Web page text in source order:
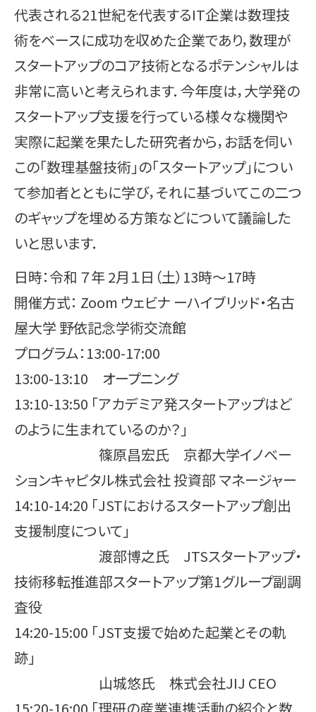
代表される21世紀を代表するIT企業は数理技
術をベースに成功を収めた企業であり，数理が
スタートアップのコア技術となるポテンシャルは
非常に高いと考えられます．今年度は，大学発の
スタートアップ支援を行っている様々な機関や
実際に起業を果たした研究者から，お話を伺い
この「数理基盤技術」の「スタートアップ」につい
て参加者とともに学び，それに基づいてこの二つ
のギャップを埋める方策などについて議論した
いと思います．
日時：令和 ７年 2月１日（土）13時〜17時
開催方式： Zoom ウェビナ ーハイブリッド・名古
屋大学 野依記念学術交流館
プログラム：13:00-17:00
13:00-13:10 オープニング
13:10-13:50 「アカデミア発スタートアップはど
のように生まれているのか？」
篠原昌宏氏 京都大学イノベー
ションキャピタル株式会社 投資部 マネージャー
14:10-14:20 「JSTにおけるスタートアップ創出
支援制度について」
渡部博之氏 JTSスタートアップ・
技術移転推進部スタートアップ第1グループ副調
査役
14:20-15:00 「JST支援で始めた起業とその軌
跡」
山城悠氏 株式会社JIJ CEO